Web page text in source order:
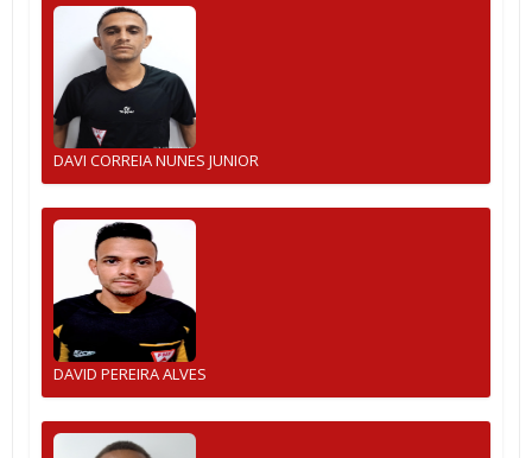
DAVI CORREIA NUNES JUNIOR
DAVID PEREIRA ALVES